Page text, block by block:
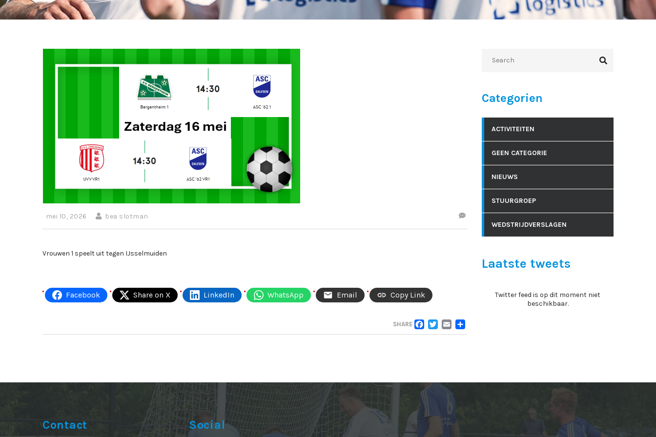
mei 10, 2026 bea slotman
Vrouwen 1 speelt uit tegen IJsselmuiden
Facebook Share on X LinkedIn WhatsApp Email Copy Link
SHARE FACEBOOK
TWITTER
EMAIL
Categorien
ACTIVITEITEN
GEEN CATEGORIE
NIEUWS
STUURGROEP
WEDSTRIJDVERSLAGEN
Laatste tweets
Twitter feed is op dit moment niet
beschikbaar.
Contact Social